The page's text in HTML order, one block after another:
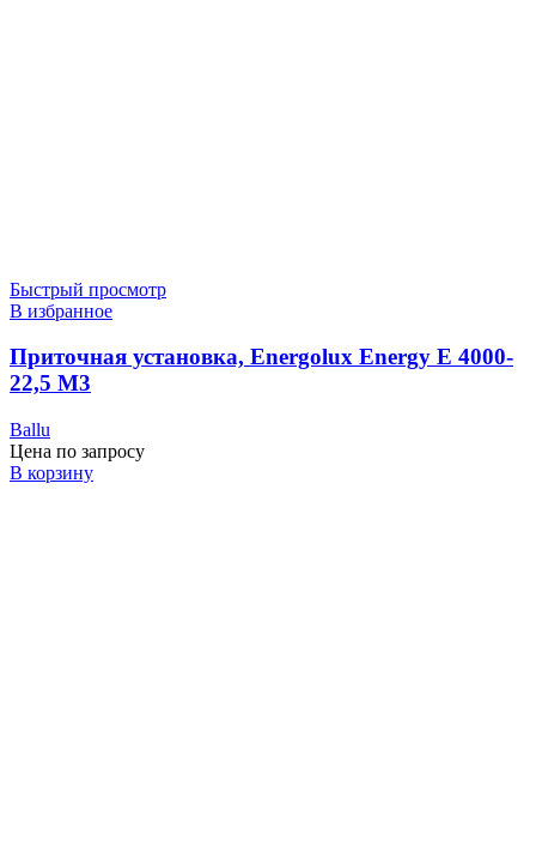
Быстрый просмотр
В избранное
Приточная установка, Energolux Energy E 4000-
22,5 M3
Ballu
Цена по запросу
В корзину